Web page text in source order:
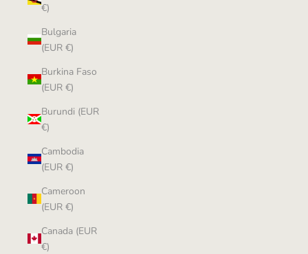
€)
Bulgaria
(EUR €)
Burkina Faso
(EUR €)
Burundi (EUR
€)
Cambodia
(EUR €)
Cameroon
(EUR €)
Canada (EUR
€)